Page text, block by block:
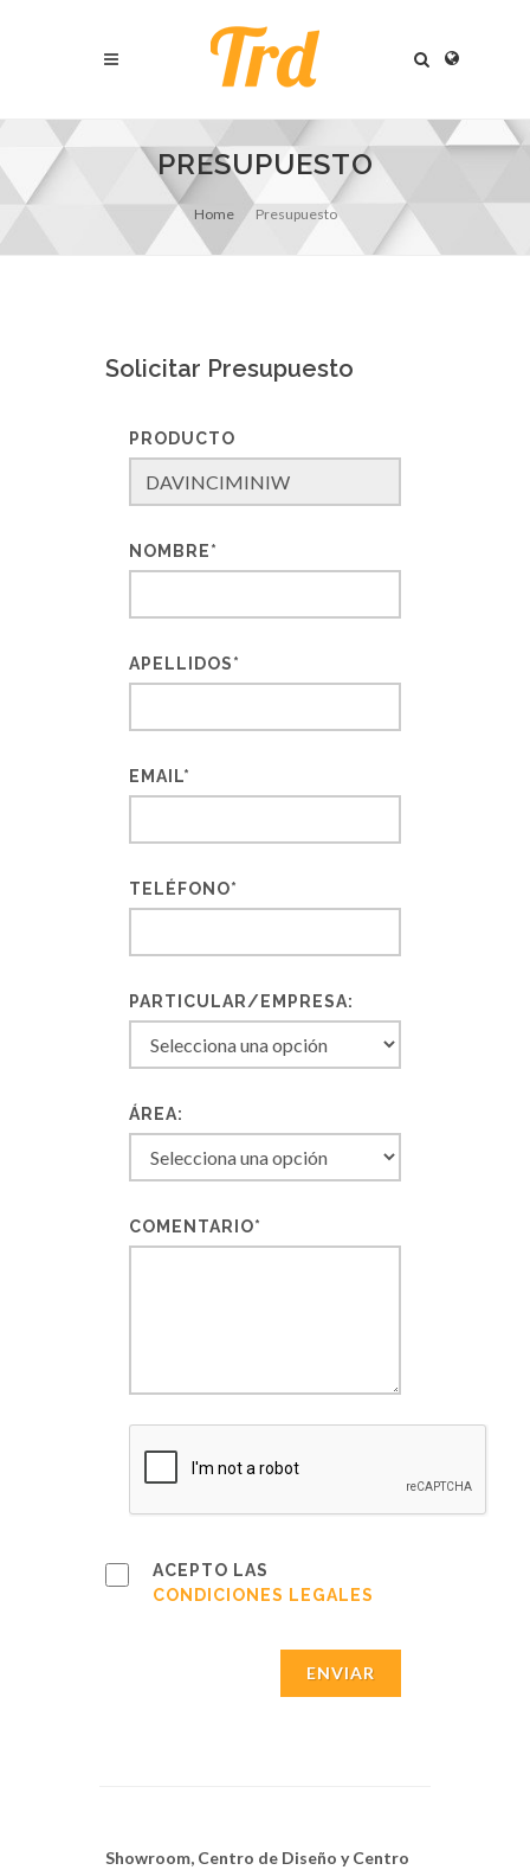
PRESUPUESTO
Home Presupuesto
Solicitar Presupuesto
PRODUCTO
NOMBRE*
APELLIDOS*
EMAIL*
TELÉFONO*
PARTICULAR/EMPRESA:
ÁREA:
COMENTARIO*
ACEPTO LAS
CONDICIONES LEGALES
ENVIAR
Showroom, Centro de Diseño y Centro